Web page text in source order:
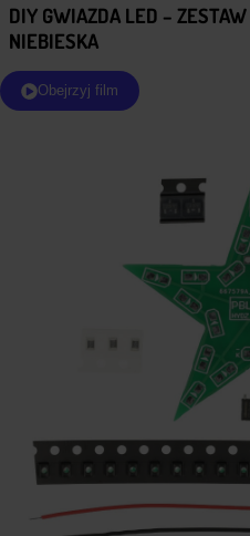
DIY GWIAZDA LED –
NIEBIESKA
Obejrzyj film